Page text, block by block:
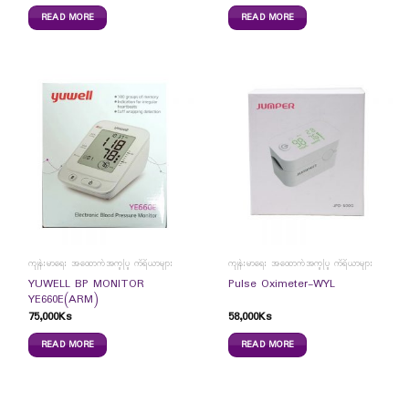
READ MORE READ MORE
ကျန်းမာရေး အထောက်အကူပြု ကိရိယာများ
YUWELL BP MONITOR
YE660E(ARM)
75,000Ks
READ MORE
ကျန်းမာရေး အထောက်အကူပြု ကိရိယာများ
Pulse Oximeter-WYL
58,000Ks
READ MORE